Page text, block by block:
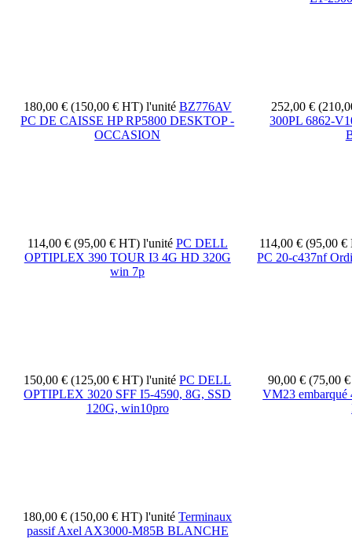
180,00 € (150,00 € HT) l'unité BZ776AV
PC DE CAISSE HP RP5800 DESKTOP -
OCCASION
252,00 €
300PL 6862-
114,00 € (95,00 € HT) l'unité PC DELL
OPTIPLEX 390 TOUR I3 4G HD 320G
win 7p
114,00 € (95,00
PC 20-c437nf
150,00 € (125,00 € HT)l'unité PC DELL
OPTIPLEX 3020 SFF I5-4590, 8G, SSD
120G, win10pro
90,00 € (75,00
VM23 embarqué
180,00 € (150,00 € HT)l'unité Terminaux
passif Axel AX3000-M85B BLANCHE